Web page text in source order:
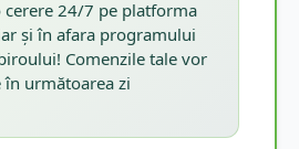
cerere 24/7 pe platforma
și în afara programului
Comenzile tale vor
în următoarea zi